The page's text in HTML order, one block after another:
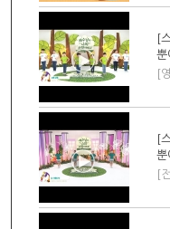
[
뿐
[
[
뿐
[